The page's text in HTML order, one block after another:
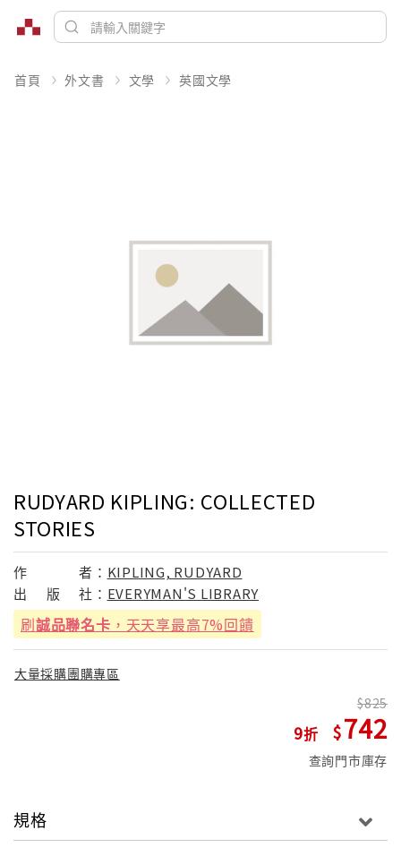
首頁 外文書 文學 英國文學
RUDYARD KIPLING: COLLECTED
STORIES
作 者： KIPLING, RUDYARD
出
版 社： EVERYMAN'S LIBRARY
刷誠品聯名卡 ，天天享最高7%回饋
大量採購團購專區
9
825
742
查詢門市庫存
規格